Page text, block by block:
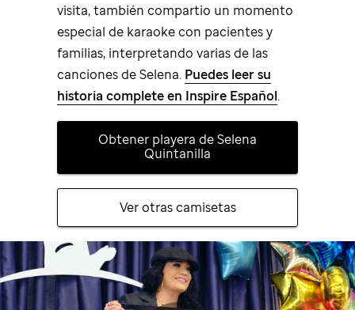
visita, también compartio un momento
especial de karaoke con pacientes y
familias, interpretando varias de las
canciones de Selena. Puedes leer su
historia complete en Inspire Español.
Obtener playera de Selena
Quintanilla
Ver otras camisetas
Video
de